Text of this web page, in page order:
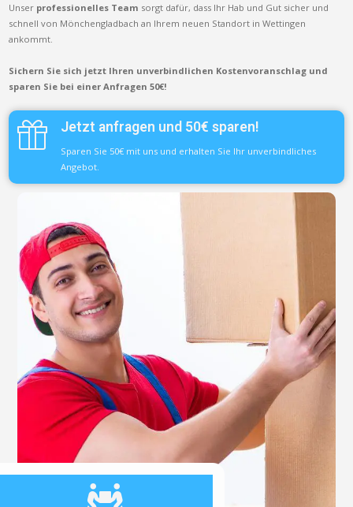
Unser professionelles Team sorgt dafür, dass Ihr Hab und Gut sicher und
schnell von Mönchengladbach an Ihrem neuen Standort in Wettingen
ankommt.
Sichern Sie sich jetzt Ihren unverbindlichen Kostenvoranschlag und
sparen Sie bei einer Anfragen 50€!
Jetzt anfragen und 50€ sparen!
Sparen Sie 50€ mit uns und erhalten Sie Ihr unverbindliches
Angebot.